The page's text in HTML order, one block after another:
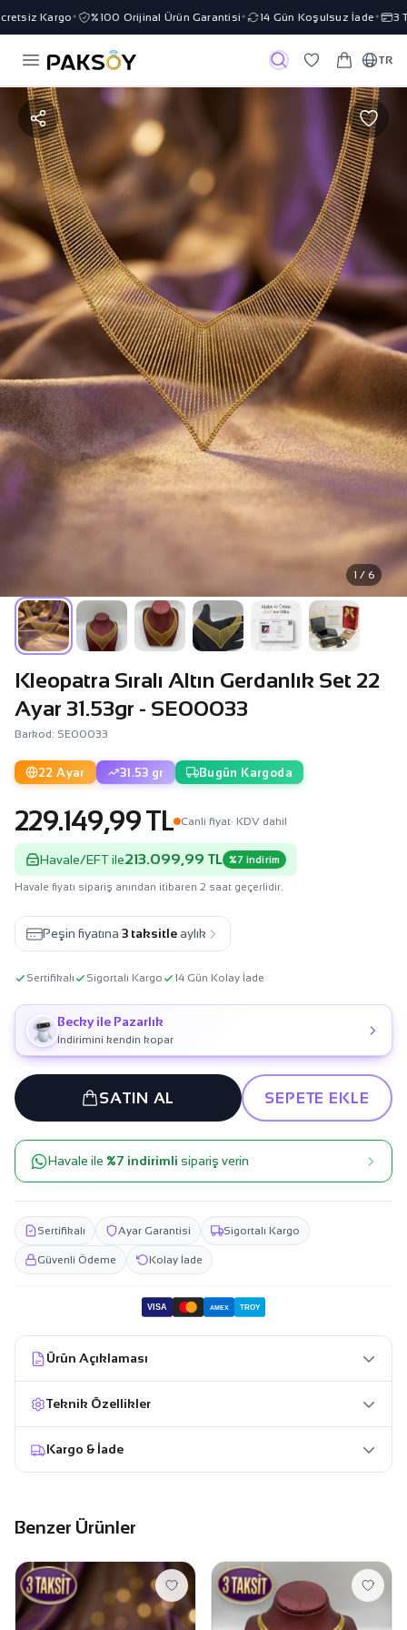
Kargo✦ %100 Orijinal Ürün Garantisi✦ 14 Gün Koşulsuz İade✦ 3
TR
1 / 6
Kleopatra Sıralı Altın Gerdanlık Set 22
Ayar 31.53gr - SE00033
Barkod: SE00033
22 Ayar 31.53 gr Bugün Kargoda
229.149,99 TL Canli fiyat· KDV dahil
Havale/EFT ile213.099,99 TL %7 indirim
Havale fiyatı sipariş anından itibaren 2 saat geçerlidir.
Peşin fiyatına 3 taksitle aylık
Sertifikalı Sigortalı Kargo 14 Gün Kolay İade
Becky ile Pazarlık
İndirimini kendin kopar
SATIN AL SEPETE EKLE
Havale ile %7 indirimli sipariş verin
Sertifikalı Ayar Garantisi Sigortalı Kargo
Güvenli Ödeme Kolay İade
VISA AMEX TROY
Ürün Açıklaması
Teknik Özellikler
Kargo & İade
Benzer Ürünler